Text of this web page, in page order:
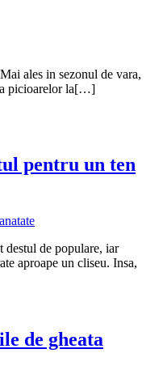
ales in sezonul de vara,
picioarelor la[…]
pentru un ten
destul de populare, iar
aproape un cliseu. Insa,
de gheata